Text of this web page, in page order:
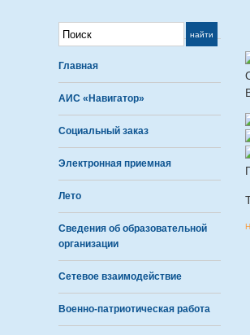
Главная
АИС «Навигатор»
Социальный заказ
Электронная приемная
Лето
Сведения об образовательной
организации
Сетевое взаимодействие
Военно-патриотическая работа